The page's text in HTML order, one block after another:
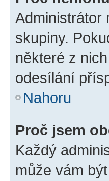
Administrátor
skupiny.
některé z
odesílání
Nahoru
Proč jsem
Každý
může vám